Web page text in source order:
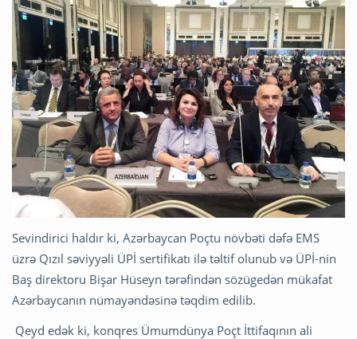
Sevindirici haldır ki, Azərbaycan Poçtu növbəti dəfə EMS
üzrə Qızıl səviyyəli ÜPİ sertifikatı ilə təltif olunub və ÜPİ-nin
Baş direktoru Bişar Hüseyn tərəfindən sözügedən mükafat
Azərbaycanın nümayəndəsinə təqdim edilib.
Qeyd edək ki, konqres Ümumdünya Poçt İttifaqının ali